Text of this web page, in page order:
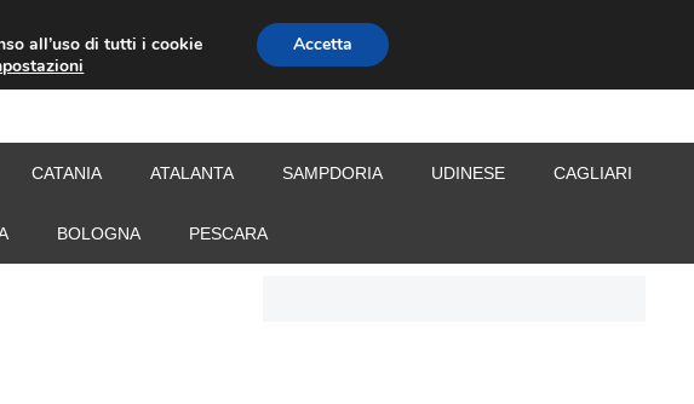
CALCIOMERCATO
CATANIA ATALANTA SAMPDORIA UDINESE CAGLIARI
BOLOGNA PESCARA
all’uso di tutti i cookie
Accetta